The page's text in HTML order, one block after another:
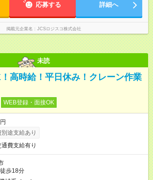
応募する 詳細へ
掲載元企業名 JCSロジスコ株式会社
未読
高時給！平日休み！クレーン作業
WEB登録・面接OK
途支給あり
通費支給有り
歩18分